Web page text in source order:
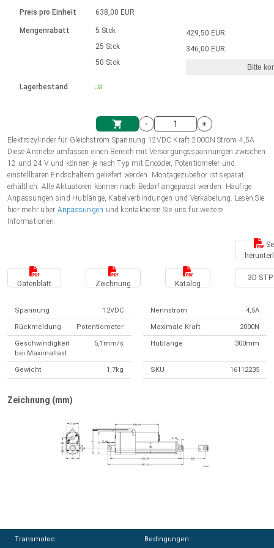
Einheitssystem
Einkaufswagen
Hubmagnete
230 - 50 Hz | 110 - 60 Hz
Drehzahlregelung für die AIS-Serie
Bürstenlose Gleichstrommotoren
mit Planetengetriebe und internem
Ø 28-42| 1-1400 rpm | <= 290Ncm
Bürstenlose DC Motor Controller
Gleichstrommotoren mit
Schneckengetriebe und Bürsten
Ø43-124mm | 31-425rpm | ≤ 41Nm
Treiber für Gleichstrommotoren mit
Synchron-Asynchron | für 1-4 Elektrozylinder
Synchron-Asynchron | für 1-4 Elektrozylinder
Français (EUR)
Polski (EUR)
Norsk (NOK)
Suomi (EUR)
Preis pro Einheit
Mengenrabatt
Lagerbestand
638,00 EUR
5 Stck
25 Stck
50 Stck
Ja
429,50 EUR
346,00 EUR
Bitte
-
+
Elektrozylinder für Gleichstrom Spannung 12VDC Kraft 2000N Strom 4,5A
Diese Antriebe umfassen einen Bereich mit Versorgungsspannungen zwischen
12 und 24 V und können je nach Typ mit Encoder, Potentiometer und
einstellbaren Endschaltern geliefert werden. Montagezubehör ist separat
erhältlich. Alle Aktuatoren können nach Bedarf angepasst werden. Häufige
Anpassungen sind Hublänge, Kabelverbindungen und Verkabelung. Lesen Sie
hier mehr über Anpassungen und kontaktieren Sie uns für weitere
Informationen.
Datenblatt Zeichnung Katalog
3D STP
Spannung 12VDC Nennstrom 4,5A
Rückmeldung Potentiometer Maximale Kraft 2000N
Geschwindigkeit
bei Maximallast
5,1mm/s Hublänge 300mm
Gewicht 1,7kg SKU 16112235
Zeichnung (mm)
Transmotec Bedingungen
Transmotec Bedingungen